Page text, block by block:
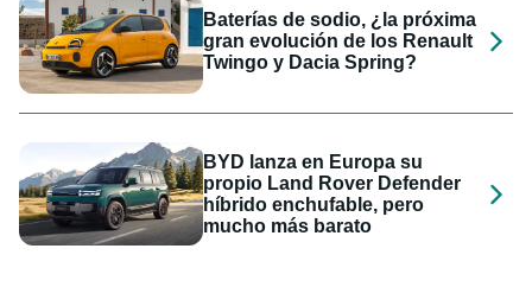
Baterías de sodio, ¿la próxima
gran evolución de los Renault
Twingo y Dacia Spring?
BYD lanza en Europa su
propio Land Rover Defender
híbrido enchufable, pero
mucho más barato